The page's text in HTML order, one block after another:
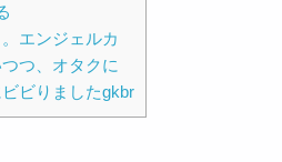
エンジェルカ
つ、オタクに
ビりましたgkbr